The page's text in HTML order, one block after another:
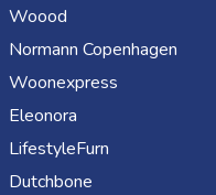
Woood
Normann Copenhagen
Woonexpress
Eleonora
LifestyleFurn
Dutchbone